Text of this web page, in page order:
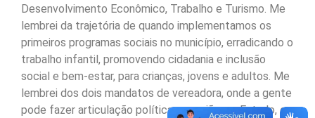
Desenvolvimento Econômico, Trabalho e Turismo. Me
lembrei da trajetória de quando implementamos os
primeiros programas sociais no município, erradicando o
trabalho infantil, promovendo cidadania e inclusão
social e bem-estar, para crianças, jovens e adultos. Me
lembrei dos dois mandatos de vereadora, onde a gente
pode fazer articulação política na região, no Estado, e